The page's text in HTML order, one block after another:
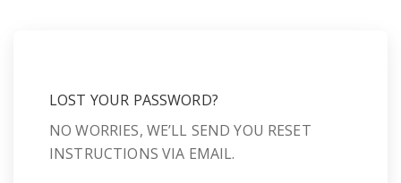
LOST YOUR PASSWORD?
NO WORRIES, WE’LL SEND YOU RESET
INSTRUCTIONS VIA EMAIL.